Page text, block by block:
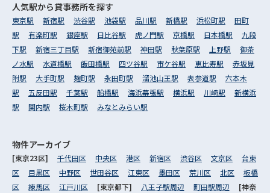
人気駅から貸事務所を探す
東京駅 新宿駅 渋谷駅 池袋駅 品川駅 新橋駅 浜松町駅
田町
駅
有楽町駅 銀座駅 日比谷駅 虎ノ門駅 京橋駅 日本橋駅
九段
下駅
新宿三丁目駅 新宿御苑前駅 神田駅 秋葉原駅 上野駅
御茶
ノ水駅
水道橋駅 飯田橋駅 四ツ谷駅 市ケ谷駅 恵比寿駅
赤坂見
附駅
大手町駅 麹町駅 永田町駅 溜池山王駅 表参道駅
六本木
駅
五反田駅 千葉駅 船橋駅 海浜幕張駅 横浜駅 川崎駅
新横浜
駅
関内駅 桜木町駅 みなとみらい駅
物件アーカイブ
[東京23区] 千代田区 中央区 港区 新宿区 渋谷区 文京区
台東
区
目黒区 中野区 世田谷区 江東区 墨田区 荒川区 北区
板橋
区
練馬区 江戸川区 [東京都下] 八王子駅周辺 町田駅周辺 [神奈